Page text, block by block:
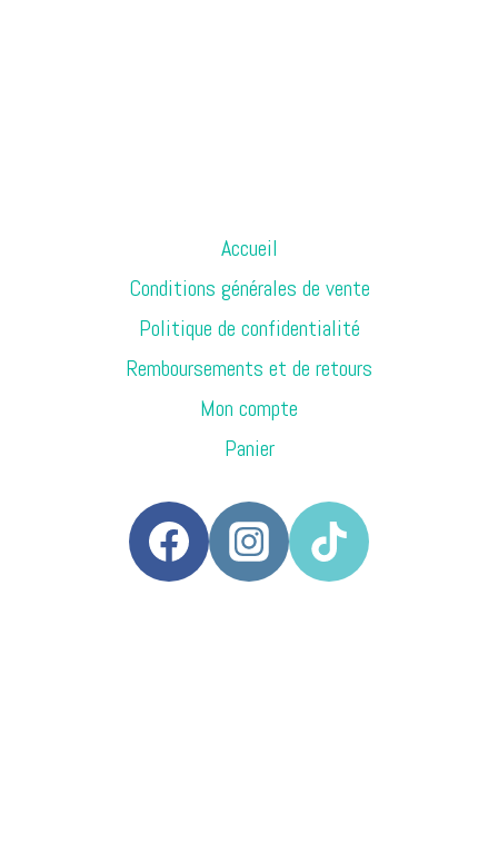
Accueil
Conditions générales de vente
Politique de confidentialité
Remboursements et de retours
Mon compte
Panier